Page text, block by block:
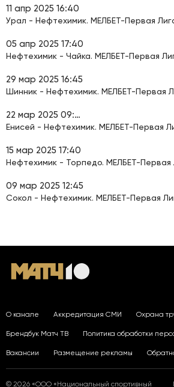
11 апр 2025 16:40
Урал - Нефтехимик. МЕЛБЕТ-Первая
05 апр 2025 17:40
Нефтехимик - Чайка. МЕЛБЕТ-Первая
29 мар 2025 16:45
Шинник - Нефтехимик. МЕЛБЕТ-Первая
22 мар 2025 09:40
Енисей - Нефтехимик. МЕЛБЕТ-Первая
15 мар 2025 17:40
Нефтехимик - Торпедо. МЕЛБЕТ-Первая
09 мар 2025 12:45
Сокол - Нефтехимик. МЕЛБЕТ-Первая
О канале Аккредитация СМИ Охрана
Брендбук Матч ТВ Политика обработки
Вакансии Размещение рекламы
© 2026 «ООО «Национальный спортивный